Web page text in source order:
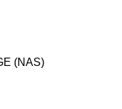
(NAS)